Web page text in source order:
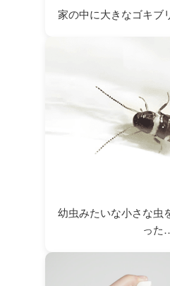
家の中に大きなゴキブ
幼虫みたいな小さな虫
った